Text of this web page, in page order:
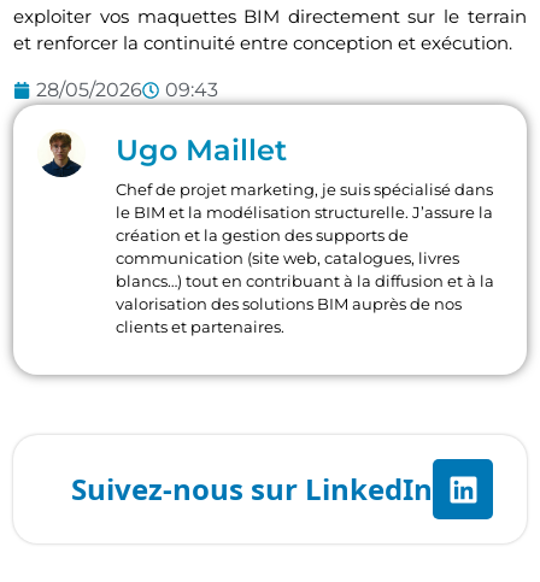
exploiter vos maquettes BIM directement sur le terrain
et renforcer la continuité entre conception et exécution.
28/05/2026 09:43
Ugo Maillet
Chef de projet marketing, je suis spécialisé dans
le BIM et la modélisation structurelle. J’assure la
création et la gestion des supports de
communication (site web, catalogues, livres
blancs…) tout en contribuant à la diffusion et à la
valorisation des solutions BIM auprès de nos
clients et partenaires.